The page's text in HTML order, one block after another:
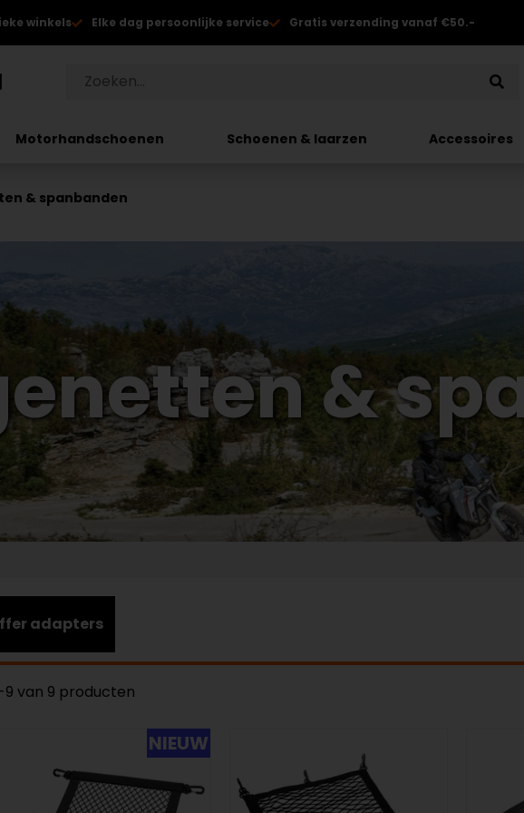
winkels Elke dag persoonlijke service Gratis verzending vanaf €50.-
Motorhandschoenen Schoenen & laarzen Accessoires
& spanbanden
&
adapters
9 van 9 producten
NIEUW